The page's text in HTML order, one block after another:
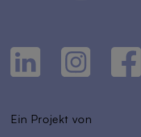
Ein Projekt von